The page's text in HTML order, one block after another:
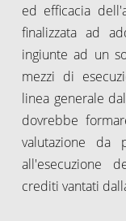
ed efficacia
finalizzata ad
ingiunte ad un
mezzi di
linea generale
dovrebbe
valutazione da
all'esecuzione
crediti vantati